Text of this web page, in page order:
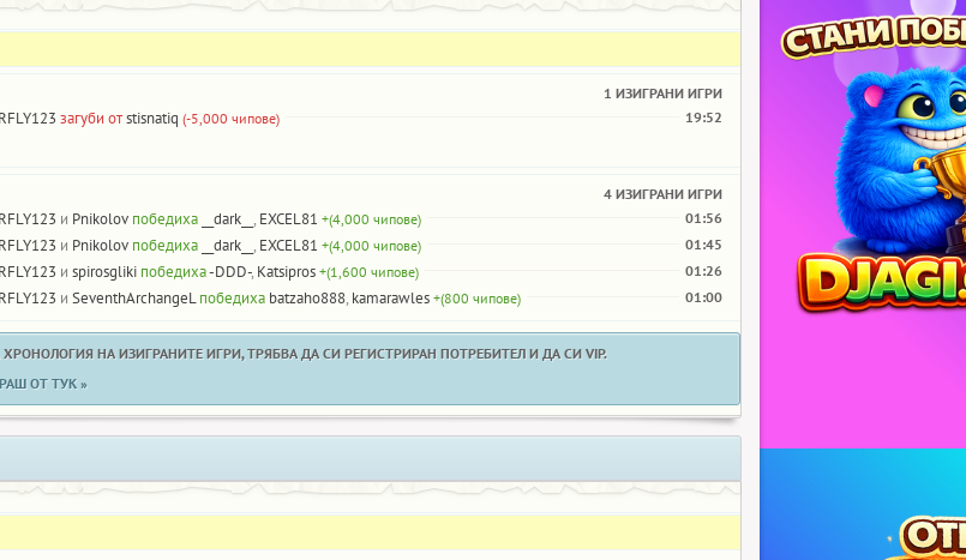
1 ИЗИГРАНИ ИГРИ
загуби отstisnatiq (-5,000 чипове) 19:52
4 ИЗИГРАНИ ИГРИ
и Pnikolov победиха __dark__ , EXCEL81 +(4,000 чипове) 01:56
и Pnikolov победиха __dark__ , EXCEL81 +(4,000 чипове) 01:45
и spirosgliki победиха-DDD-, Katsipros +(1,600 чипове) 01:26
и SeventhArchangeL победиха batzaho888, kamarawles +(800 чипове) 01:00
НА ИЗИГРАНИТЕ ИГРИ, ТРЯБВА ДА СИ РЕГИСТРИРАН ПОТРЕБИТЕЛ И ДА СИ VIP.
ОТ ТУК »